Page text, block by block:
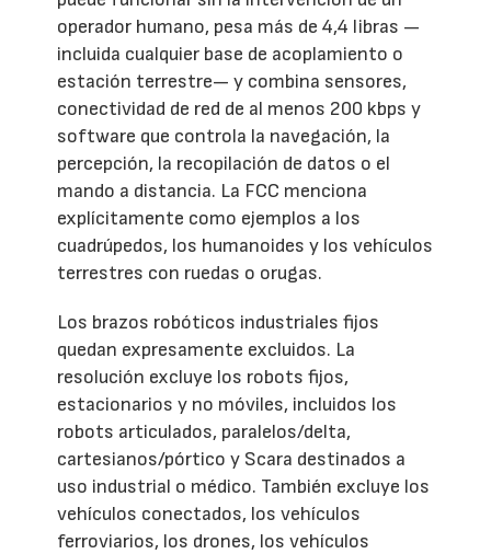
operador humano, pesa más de 4,4 libras —
incluida cualquier base de acoplamiento o
estación terrestre— y combina sensores,
conectividad de red de al menos 200 kbps y
software que controla la navegación, la
percepción, la recopilación de datos o el
mando a distancia. La FCC menciona
explícitamente como ejemplos a los
cuadrúpedos, los humanoides y los vehículos
terrestres con ruedas o orugas.
Los brazos robóticos industriales fijos
quedan expresamente excluidos. La
resolución excluye los robots fijos,
estacionarios y no móviles, incluidos los
robots articulados, paralelos/delta,
cartesianos/pórtico y Scara destinados a
uso industrial o médico. También excluye los
vehículos conectados, los vehículos
ferroviarios, los drones, los vehículos